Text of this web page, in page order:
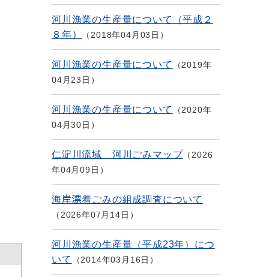
河川漁業の生産量について（平成２
８年）
2018年04月03日
河川漁業の生産量について
2019年
04月23日
河川漁業の生産量について
2020年
04月30日
仁淀川流域 河川ごみマップ
2026
年04月09日
海岸漂着ごみの組成調査について
2026年07月14日
河川漁業の生産量（平成23年）につ
いて
2014年03月16日